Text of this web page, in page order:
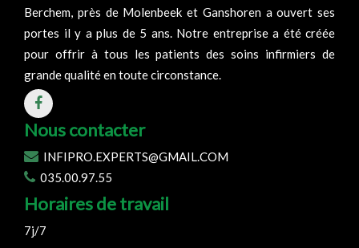
Berchem, près de Molenbeek et Ganshoren a ouvert ses
portes il y a plus de 5 ans. Notre entreprise a été créée
pour offrir à tous les patients des soins infirmiers de
grande qualité en toute circonstance.
Nous contacter
INFIPRO.EXPERTS@GMAIL.COM
035.00.97.55
Horaires de travail
7j/7